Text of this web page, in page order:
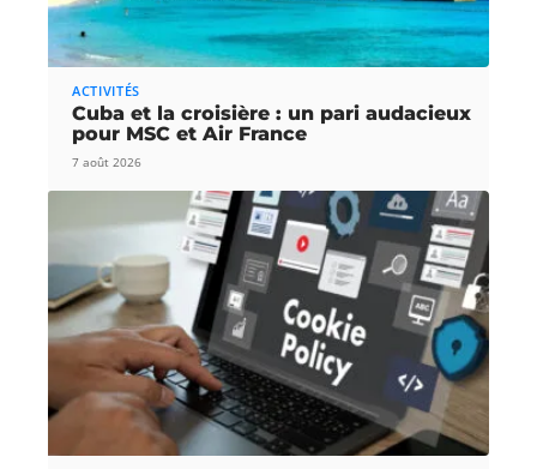
ACTIVITÉS
Cuba et la croisière : un pari audacieux
pour MSC et Air France
7 août 2026